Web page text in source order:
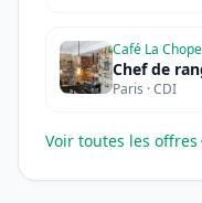
Café La Chope
Chef de
Paris · CDI
Voir toutes les offres